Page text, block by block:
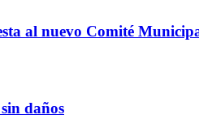
al nuevo Comité
daños